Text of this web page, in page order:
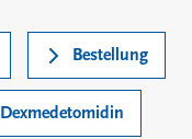
Bestellung
Dexmedetomidin